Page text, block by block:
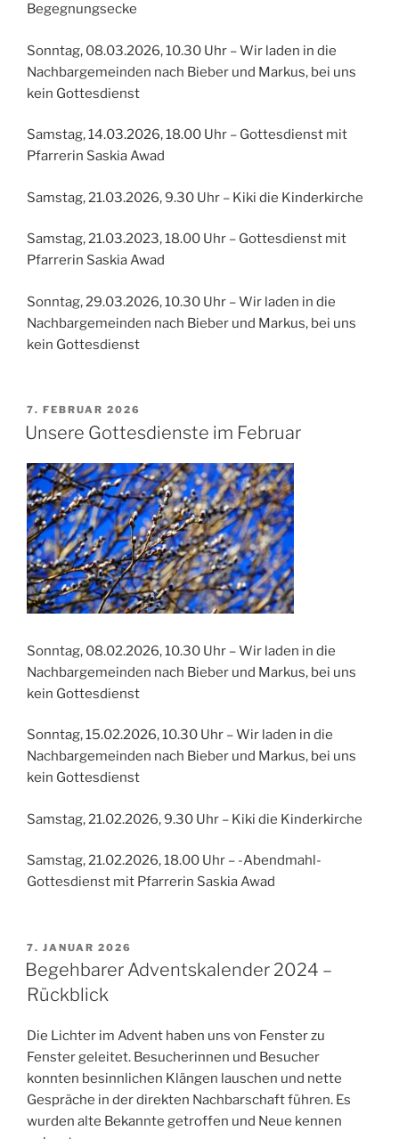
Begegnungsecke
Sonntag, 08.03.2026, 10.30 Uhr – Wir laden in die
Nachbargemeinden nach Bieber und Markus, bei uns
kein Gottesdienst
Samstag, 14.03.2026, 18.00 Uhr – Gottesdienst mit
Pfarrerin Saskia Awad
Samstag, 21.03.2026, 9.30 Uhr – Kiki die Kinderkirche
Samstag, 21.03.2023, 18.00 Uhr – Gottesdienst mit
Pfarrerin Saskia Awad
Sonntag, 29.03.2026, 10.30 Uhr – Wir laden in die
Nachbargemeinden nach Bieber und Markus, bei uns
kein Gottesdienst
VERÖFFENTLICHT
AM
7. FEBRUAR 2026
Unsere Gottesdienste im Februar
Sonntag, 08.02.2026, 10.30 Uhr – Wir laden in die
Nachbargemeinden nach Bieber und Markus, bei uns
kein Gottesdienst
Sonntag, 15.02.2026, 10.30 Uhr – Wir laden in die
Nachbargemeinden nach Bieber und Markus, bei uns
kein Gottesdienst
Samstag, 21.02.2026, 9.30 Uhr – Kiki die Kinderkirche
Samstag, 21.02.2026, 18.00 Uhr – -Abendmahl-
Gottesdienst mit Pfarrerin Saskia Awad
VERÖFFENTLICHT
AM
7. JANUAR 2026
Begehbarer Adventskalender 2024 –
Rückblick
Die Lichter im Advent haben uns von Fenster zu
Fenster geleitet. Besucherinnen und Besucher
konnten besinnlichen Klängen lauschen und nette
Gespräche in der direkten Nachbarschaft führen. Es
wurden alte Bekannte getroffen und Neue kennen